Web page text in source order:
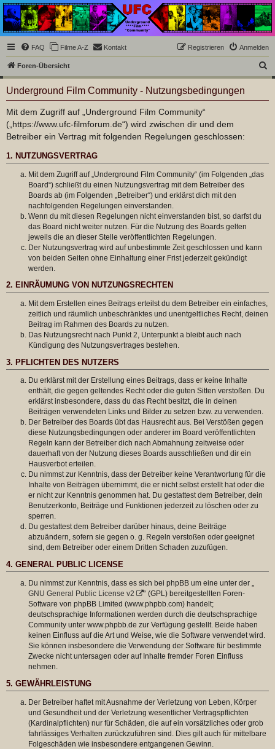
Underground Film
Community
Die Underground Film Community ist ein deutschsprachiges Filmforum und ein Paradies
für Cineasten und Filmsüchtige jenseits des Mainstreams.
FAQ Filme A-Z Kontakt Anmelden
Registrieren
Foren-Übersicht
u
Underground Film Community - Nutzungsbedingungen
Mit dem Zugriff auf „Underground Film Community“
(„https://www.ufc-filmforum.de“) wird zwischen dir und dem
Betreiber ein Vertrag mit folgenden Regelungen geschlossen:
1. NUTZUNGSVERTRAG
Mit dem Zugriff auf „Underground Film Community“ (im Folgenden „das
Board“) schließt du einen Nutzungsvertrag mit dem Betreiber des
Boards ab (im Folgenden „Betreiber“) und erklärst dich mit den
nachfolgenden Regelungen einverstanden.
Wenn du mit diesen Regelungen nicht einverstanden bist, so darfst du
das Board nicht weiter nutzen. Für die Nutzung des Boards gelten
jeweils die an dieser Stelle veröffentlichten Regelungen.
Der Nutzungsvertrag wird auf unbestimmte Zeit geschlossen und kann
von beiden Seiten ohne Einhaltung einer Frist jederzeit gekündigt
werden.
2. EINRÄUMUNG VON NUTZUNGSRECHTEN
Mit dem Erstellen eines Beitrags erteilst du dem Betreiber ein einfaches,
zeitlich und räumlich unbeschränktes und unentgeltliches Recht, deinen
Beitrag im Rahmen des Boards zu nutzen.
Das Nutzungsrecht nach Punkt 2, Unterpunkt a bleibt auch nach
Kündigung des Nutzungsvertrages bestehen.
3. PFLICHTEN DES NUTZERS
Du erklärst mit der Erstellung eines Beitrags, dass er keine Inhalte
enthält, die gegen geltendes Recht oder die guten Sitten verstoßen. Du
erklärst insbesondere, dass du das Recht besitzt, die in deinen
Beiträgen verwendeten Links und Bilder zu setzen bzw. zu verwenden.
Der Betreiber des Boards übt das Hausrecht aus. Bei Verstößen gegen
diese Nutzungsbedingungen oder anderer im Board veröffentlichten
Regeln kann der Betreiber dich nach Abmahnung zeitweise oder
dauerhaft von der Nutzung dieses Boards ausschließen und dir ein
Hausverbot erteilen.
Du nimmst zur Kenntnis, dass der Betreiber keine Verantwortung für die
Inhalte von Beiträgen übernimmt, die er nicht selbst erstellt hat oder die
er nicht zur Kenntnis genommen hat. Du gestattest dem Betreiber, dein
Benutzerkonto, Beiträge und Funktionen jederzeit zu löschen oder zu
sperren.
Du gestattest dem Betreiber darüber hinaus, deine Beiträge
abzuändern, sofern sie gegen o. g. Regeln verstoßen oder geeignet
sind, dem Betreiber oder einem Dritten Schaden zuzufügen.
4. GENERAL PUBLIC LICENSE
Du nimmst zur Kenntnis, dass es sich bei phpBB um eine unter der „
GNU General Public License v2
“ (GPL) bereitgestellten Foren-
Software von phpBB Limited (www.phpbb.com) handelt;
deutschsprachige Informationen werden durch die deutschsprachige
Community unter www.phpbb.de zur Verfügung gestellt. Beide haben
keinen Einfluss auf die Art und Weise, wie die Software verwendet wird.
Sie können insbesondere die Verwendung der Software für bestimmte
Zwecke nicht untersagen oder auf Inhalte fremder Foren Einfluss
nehmen.
5. GEWÄHRLEISTUNG
Der Betreiber haftet mit Ausnahme der Verletzung von Leben, Körper
und Gesundheit und der Verletzung wesentlicher Vertragspflichten
(Kardinalpflichten) nur für Schäden, die auf ein vorsätzliches oder grob
fahrlässiges Verhalten zurückzuführen sind. Dies gilt auch für mittelbare
Folgeschäden wie insbesondere entgangenen Gewinn.